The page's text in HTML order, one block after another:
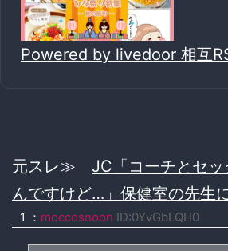
Powered by livedoor 相互
元スレ≫ JC「コーチとセ
んですけど…」保健室の先生
1 ： moccosnoon ID:0YvGbLQH0